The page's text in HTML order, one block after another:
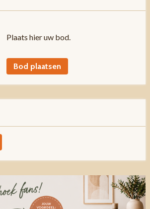
Plaats hier uw bod.
Bod plaatsen